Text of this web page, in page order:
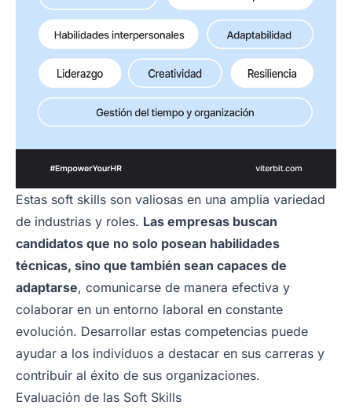
Estas soft skills son valiosas en una amplia variedad
de industrias y roles. Las empresas buscan
candidatos que no solo posean habilidades
técnicas, sino que también sean capaces de
adaptarse, comunicarse de manera efectiva y
colaborar en un entorno laboral en constante
evolución. Desarrollar estas competencias puede
ayudar a los individuos a destacar en sus carreras y
contribuir al éxito de sus organizaciones.
Evaluación de las Soft Skills